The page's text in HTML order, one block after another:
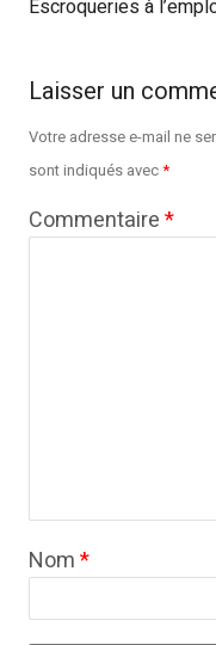
Escroqueries à
Laisser un
Votre adresse e-mail ne
sont indiqués avec*
Commentaire*
Nom*